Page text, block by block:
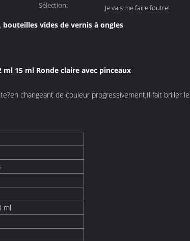
Sélection:
Je vais me faire foutre!
, bouteilles vides de vernis à ongles
15 ml Ronde claire avec pinceaux
en changeant de couleur progressivement,Il fait briller
ml